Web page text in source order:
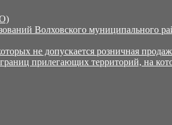
Волховского муниципального
не допускается розничная
прилегающих территорий, на